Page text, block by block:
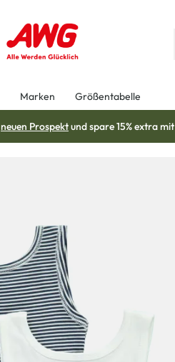
Marken Größentabelle
neuen Prospektund spare 15% extra mit